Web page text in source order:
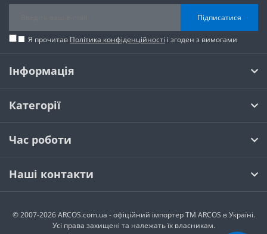
Підписатися
Я прочитав Політика конфіденційності і згоден з вимогами
Інформація
Категорії
Час роботи
Наші контакти
© 2007-2026 ARCOS.com.ua - офiцiйний iмпортер ТМ ARCOS в Україні.
Усi права захищенi та належать їх власникам.